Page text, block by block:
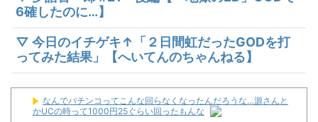
6確したのに…】
▽ 今日のイチゲキ↑「２日間虹だったGODを打
ってみた結果」【へいてんのちゃんねる】
なんでパチンコってこんな回らなくなったんだろうな…源さんと
かUCの時って1000円25ぐらい回ったもんな